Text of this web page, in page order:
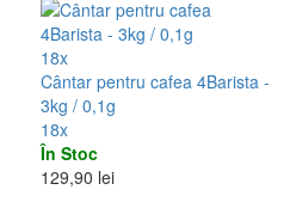
18x
Cântar pentru cafea 4Barista -
3kg / 0,1g
18x
În Stoc
129,90 lei